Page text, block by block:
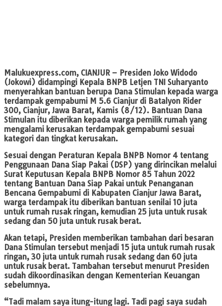
Malukuexpress.com, CIANJUR – Presiden Joko Widodo
(Jokowi) didampingi Kepala BNPB Letjen TNI Suharyanto
menyerahkan bantuan berupa Dana Stimulan kepada warga
terdampak gempabumi M 5.6 Cianjur di Batalyon Rider
300, Cianjur, Jawa Barat, Kamis (8/12). Bantuan Dana
Stimulan itu diberikan kepada warga pemilik rumah yang
mengalami kerusakan terdampak gempabumi sesuai
kategori dan tingkat kerusakan.
Sesuai dengan Peraturan Kepala BNPB Nomor 4 tentang
Penggunaan Dana Siap Pakai (DSP) yang dirincikan melalui
Surat Keputusan Kepala BNPB Nomor 85 Tahun 2022
tentang Bantuan Dana Siap Pakai untuk Penanganan
Bencana Gempabumi di Kabupaten Cianjur Jawa Barat,
warga terdampak itu diberikan bantuan senilai 10 juta
untuk rumah rusak ringan, kemudian 25 juta untuk rusak
sedang dan 50 juta untuk rusak berat.
Akan tetapi, Presiden memberikan tambahan dari besaran
Dana Stimulan tersebut menjadi 15 juta untuk rumah rusak
ringan, 30 juta untuk rumah rusak sedang dan 60 juta
untuk rusak berat. Tambahan tersebut menurut Presiden
sudah dikoordinasikan dengan Kementerian Keuangan
sebelumnya.
“Tadi malam saya itung-itung lagi. Tadi pagi saya sudah